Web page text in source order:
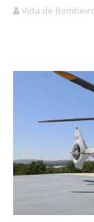
Vida de